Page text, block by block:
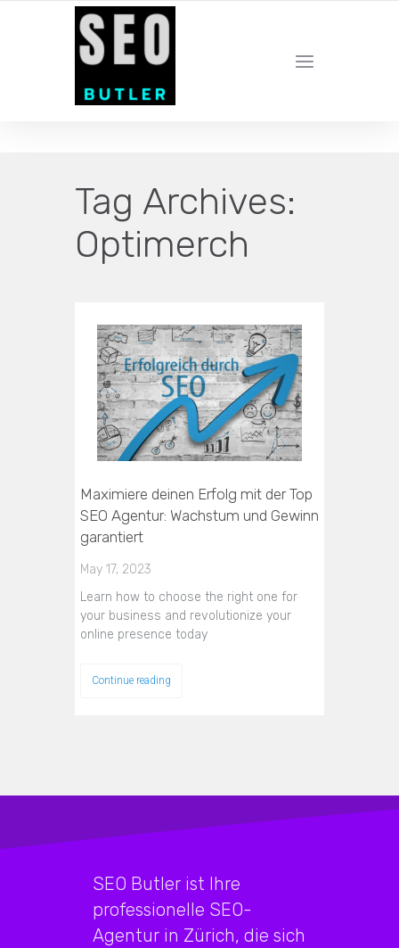
YOUR LOCAL DIGITAL MARKETING AGENCY
Tag Archives:
Optimerch
Maximiere deinen Erfolg mit der Top
SEO Agentur: Wachstum und Gewinn
garantiert
May 17, 2023
Learn how to choose the right one for
your business and revolutionize your
online presence today
Continue reading
SEO Butler ist Ihre
professionelle SEO-
Agentur in Zürich, die sich